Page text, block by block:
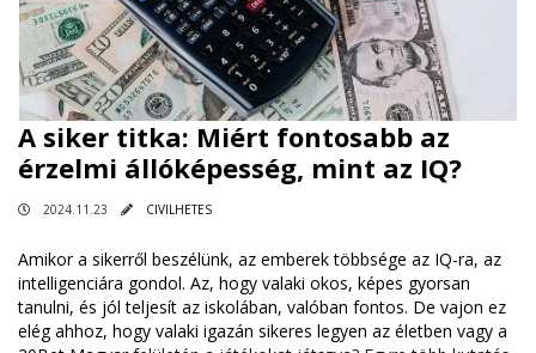
A siker titka: Miért fontosabb az
érzelmi állóképesség, mint az IQ?
2024.11.23 CIVILHETES
Amikor a sikerről beszélünk, az emberek többsége az IQ-ra, az
intelligenciára gondol. Az, hogy valaki okos, képes gyorsan
tanulni, és jól teljesít az iskolában, valóban fontos. De vajon ez
elég ahhoz, hogy valaki igazán sikeres legyen az életben vagy a